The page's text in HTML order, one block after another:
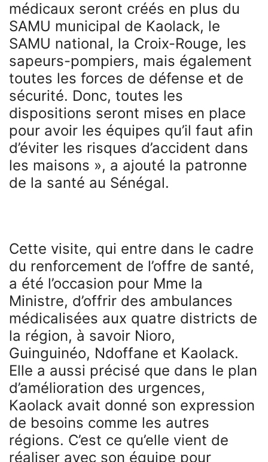
médicaux seront créés en plus du
SAMU municipal de Kaolack, le
SAMU national, la Croix-Rouge, les
sapeurs-pompiers, mais également
toutes les forces de défense et de
sécurité. Donc, toutes les
dispositions seront mises en place
pour avoir les équipes qu’il faut afin
d’éviter les risques d’accident dans
les maisons », a ajouté la patronne
de la santé au Sénégal.
Cette visite, qui entre dans le cadre
du renforcement de l’offre de santé,
a été l’occasion pour Mme la
Ministre, d’offrir des ambulances
médicalisées aux quatre districts de
la région, à savoir Nioro,
Guinguinéo, Ndoffane et Kaolack.
Elle a aussi précisé que dans le plan
d’amélioration des urgences,
Kaolack avait donné son expression
de besoins comme les autres
régions. C’est ce qu’elle vient de
réaliser avec son équipe pour